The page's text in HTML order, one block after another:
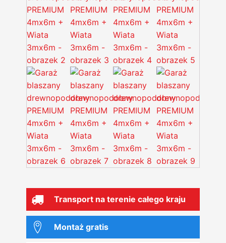
Transport na terenie całego kraju
Montaż gratis